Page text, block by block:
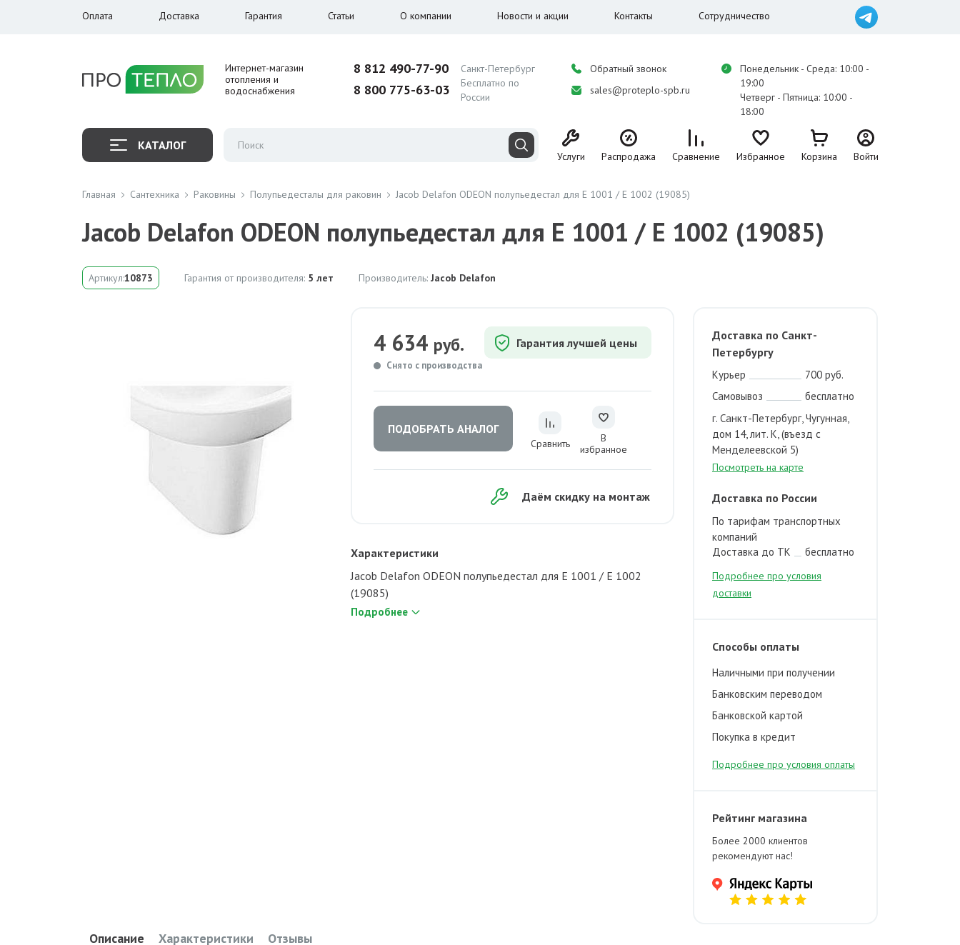
Оплата Доставка Гарантия Статьи О компании Новости и акции Контакты Сотрудничество
Интернет-магазин
отопления и
водоснабжения
8 812 490-77-90 Санкт-Петербург
8 800 775-63-03
Бесплатно по
России
Обратный звонок
sales@proteplo-spb.ru
Понедельник - Среда: 10:00 -
19:00
Четверг - Пятница: 10:00 -
18:00
КАТАЛОГ
Услуги Распродажа Сравнение Избранное Корзина Войти
Главная Сантехника Раковины Полупьедесталы для раковин Jacob Delafon ODEON полупьедестал для Е 1001 / Е 1002 (19085)
Jacob Delafon ODEON полупьедестал для Е 1001 / Е 1002 (19085)
Артикул:10873 Гарантия от производителя: 5 лет Производитель: Jacob Delafon
4 634 руб. Гарантия лучшей цены
Снято с производства
ПОДОБРАТЬ АНАЛОГ
Сравнить
В
избранное
Даём скидку на монтаж
Характеристики
Jacob Delafon ODEON полупьедестал для Е 1001 / Е 1002
(19085)
Подробнее
Доставка по Санкт-
Петербургу
Курьер
700 руб.
Самовывоз
бесплатно
г. Санкт-Петербург, Чугунная,
дом 14, лит. К, (въезд с
Менделеевской 5)
Посмотреть на карте
Доставка по России
По тарифам транспортных
компаний
Доставка до ТК
бесплатно
Подробнее про условия
доставки
Способы оплаты
Наличными при получении
Банковским переводом
Банковской картой
Покупка в кредит
Подробнее про условия оплаты
Рейтинг магазина
Более 2000 клиентов
рекомендуют нас!
Описание Характеристики Отзывы